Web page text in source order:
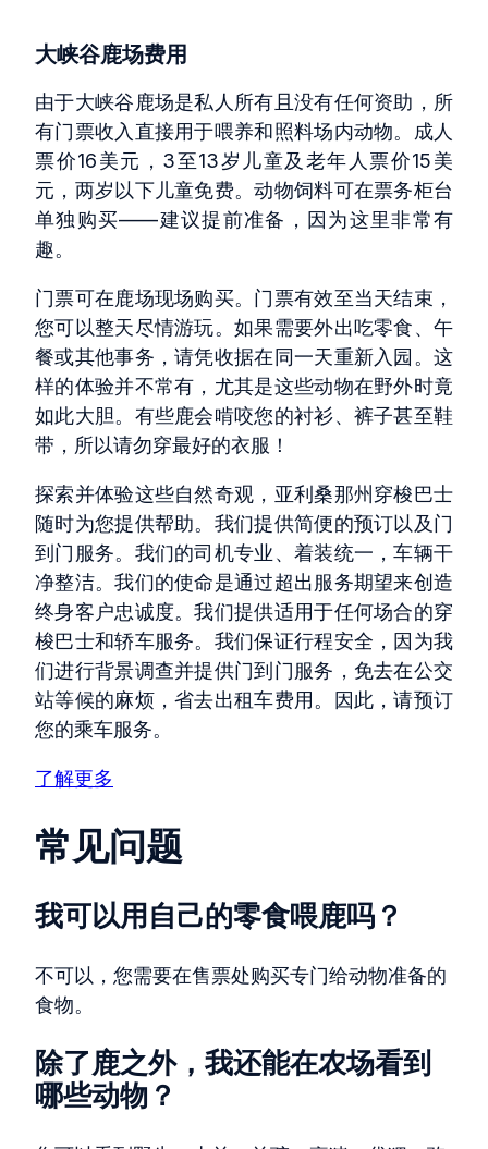
大峡谷鹿场费用
由于大峡谷鹿场是私人所有且没有任何资助，所
有门票收入直接用于喂养和照料场内动物。成人
票价16美元，3至13岁儿童及老年人票价15美
元，两岁以下儿童免费。动物饲料可在票务柜台
单独购买——建议提前准备，因为这里非常有
趣。
门票可在鹿场现场购买。门票有效至当天结束，
您可以整天尽情游玩。如果需要外出吃零食、午
餐或其他事务，请凭收据在同一天重新入园。这
样的体验并不常有，尤其是这些动物在野外时竟
如此大胆。有些鹿会啃咬您的衬衫、裤子甚至鞋
带，所以请勿穿最好的衣服！
探索并体验这些自然奇观，亚利桑那州穿梭巴士
随时为您提供帮助。我们提供简便的预订以及门
到门服务。我们的司机专业、着装统一，车辆干
净整洁。我们的使命是通过超出服务期望来创造
终身客户忠诚度。我们提供适用于任何场合的穿
梭巴士和轿车服务。我们保证行程安全，因为我
们进行背景调查并提供门到门服务，免去在公交
站等候的麻烦，省去出租车费用。因此，请预订
您的乘车服务。
了解更多
常见问题
我可以用自己的零食喂鹿吗？
不可以，您需要在售票处购买专门给动物准备的
食物。
除了鹿之外，我还能在农场看到
哪些动物？